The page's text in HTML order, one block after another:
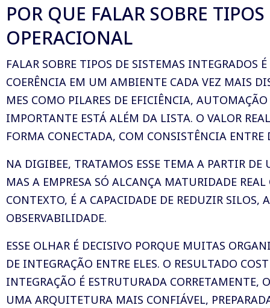
POR QUE FALAR SOBRE
OPERACIONAL
FALAR SOBRE TIPOS DE SISTEMAS INTEGRADOS
COERÊNCIA EM UM AMBIENTE CADA VEZ MAIS
MES COMO PILARES DE EFICIÊNCIA,
IMPORTANTE ESTÁ ALÉM DA LISTA. O VALOR
FORMA CONECTADA, COM CONSISTÊNCIA ENTRE
NA DIGIBEE, TRATAMOS ESSE TEMA A PARTIR
MAS A EMPRESA SÓ ALCANÇA MATURIDADE
CONTEXTO, É A CAPACIDADE DE REDUZIR
OBSERVABILIDADE.
ESSE OLHAR É DECISIVO PORQUE MUITAS
DE INTEGRAÇÃO ENTRE ELES. O RESULTADO
INTEGRAÇÃO É ESTRUTURADA CORRETAMENTE,
UMA ARQUITETURA MAIS CONFIÁVEL,